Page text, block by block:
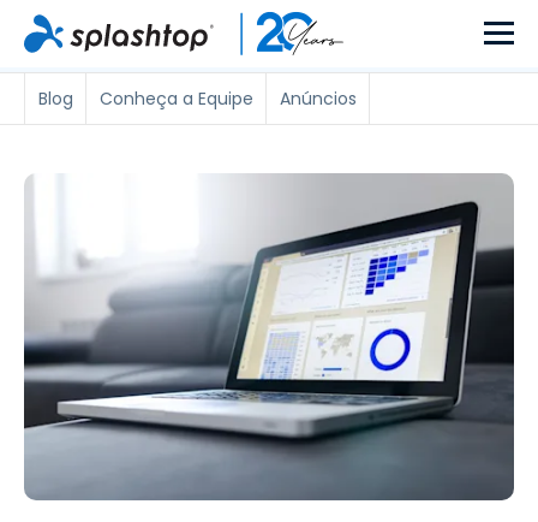
Blog Conheça a Equipe Anúncios